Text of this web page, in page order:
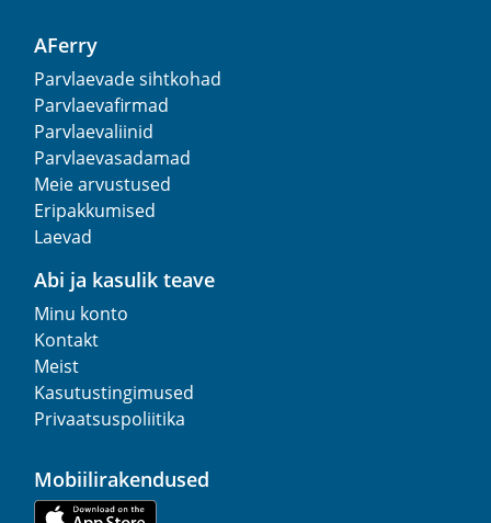
AFerry
Parvlaevade sihtkohad
Parvlaevafirmad
Parvlaevaliinid
Parvlaevasadamad
Meie arvustused
Eripakkumised
Laevad
Abi ja kasulik teave
Minu konto
Kontakt
Meist
Kasutustingimused
Privaatsuspoliitika
Mobiilirakendused